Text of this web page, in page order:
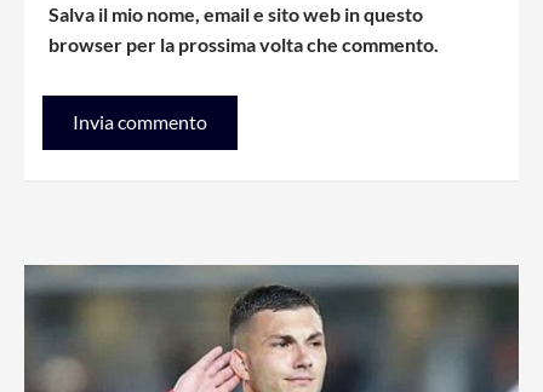
Salva il mio nome, email e sito web in questo
browser per la prossima volta che commento.